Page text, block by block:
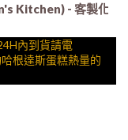
Kitchen) - 客製化
內到貨請電